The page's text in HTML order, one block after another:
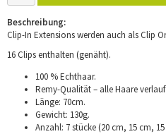
Beschreibung:
Clip-In Extensions werden auch als Clip
16 Clips enthalten (genäht).
100 % Echthaar.
Remy-Qualität – alle Haare
Länge: 70cm.
Gewicht: 130g.
Anzahl: 7 stücke (20 cm, 15 cm,